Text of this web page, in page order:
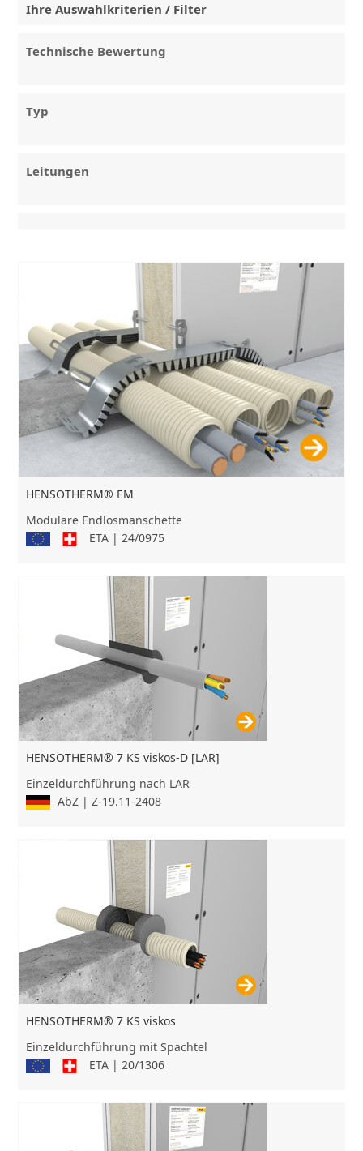
Ihre Auswahlkriterien / Filter
Technische Bewertung
Typ
Leitungen
HENSOTHERM® EM
Modulare Endlosmanschette
ETA | 24/0975
HENSOTHERM® 7 KS viskos-D [LAR]
Einzeldurchführung nach LAR
AbZ | Z-19.11-2408
HENSOTHERM® 7 KS viskos
Einzeldurchführung mit Spachtel
ETA | 20/1306